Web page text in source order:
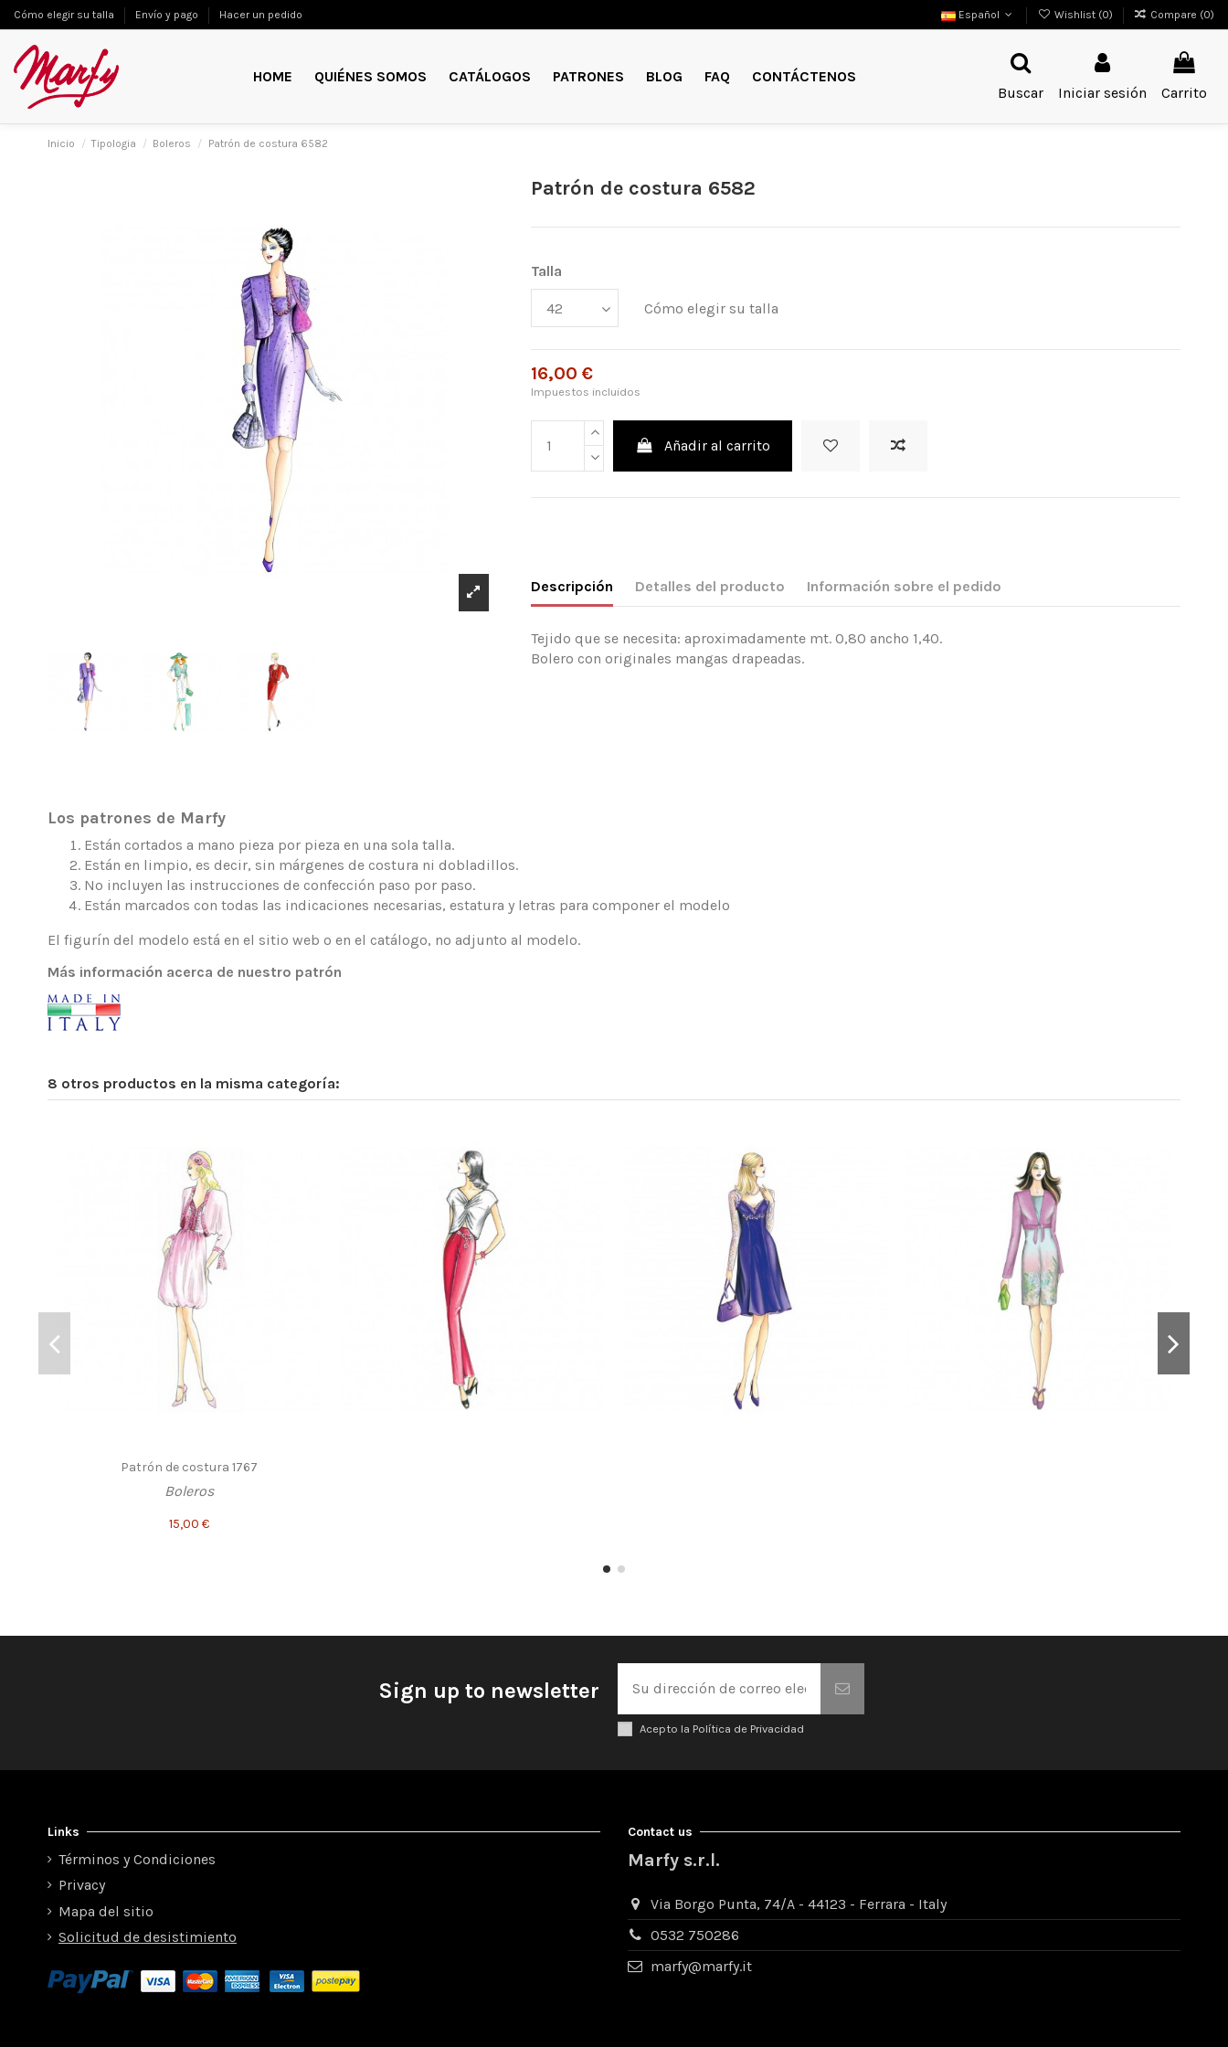
Cómo elegir su talla Envío y pago Hacer un pedido Español Wishlist (0) Compare (0)
HOME QUIÉNES SOMOS CATÁLOGOS PATRONES BLOG FAQ
CONTÁCTENOS
Buscar
Iniciar sesión Carrito
Inicio Tipologia Boleros Patrón de costura 6582
Patrón de costura 6582
Talla
Cómo elegir su talla
16,00 €
Impuestos incluidos
Añadir al carrito
Descripción Detalles del producto Información sobre el pedido
Tejido que se necesita: aproximadamente mt. 0,80 ancho 1,40.
Bolero con originales mangas drapeadas.
Los patrones de Marfy
Están cortados a mano pieza por pieza en una sola talla.
Están en limpio, es decir, sin márgenes de costura ni dobladillos.
No incluyen las instrucciones de confección paso por paso.
Están marcados con todas las indicaciones necesarias, estatura y letras para componer el modelo
El figurín del modelo está en el sitio web o en el catálogo, no adjunto al modelo.
Más información acerca de nuestro patrón
8 otros productos en la misma categoría:
Patrón de costura 1767
Boleros
15,00 €
Sign up to newsletter
Acepto la Política de Privacidad
Links
Términos y Condiciones
Privacy
Mapa del sitio
Solicitud de desistimiento
Contact us
Marfy s.r.l.
Via Borgo Punta, 74/A - 44123 - Ferrara - Italy
0532 750286
marfy@marfy.it